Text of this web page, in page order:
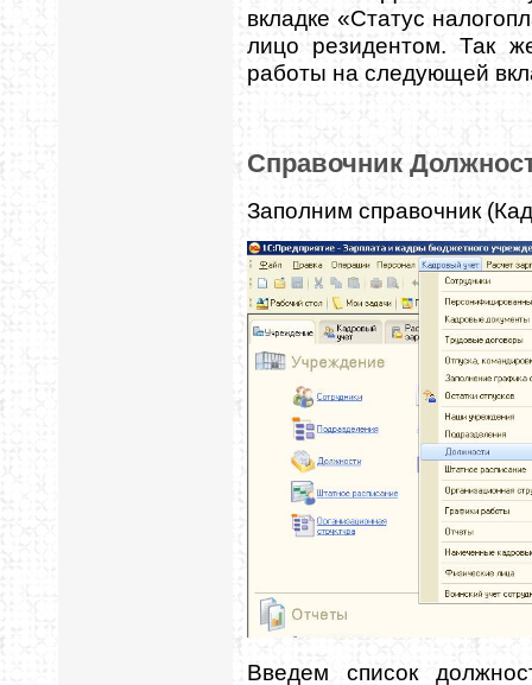
вкладке «Статус
лицо резидентом. Так
работы на следующей
Справочник
Заполним справочник
Введем список